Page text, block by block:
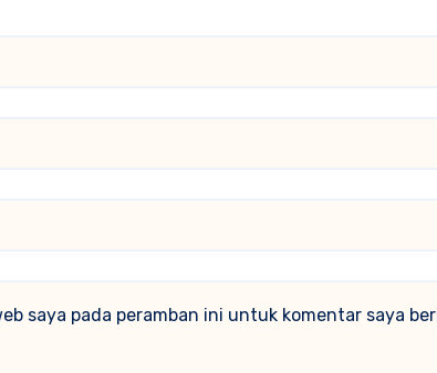
saya pada peramban ini untuk komentar saya